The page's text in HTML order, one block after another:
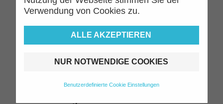
Verwendung von Cookies zu.
ALLE AKZEPTIEREN
NUR NOTWENDIGE COOKIES
Benutzerdefinierte Cookie Einstellungen
schützt. Dieses hochwertige Material ist
widerstandsfähig gegen Abnutzung und sorgt dafür,
neu aussehen. Besonders im Schulalltag, wo Bücher
zuverlässigen Schutz und verlängert die Lebensdauer